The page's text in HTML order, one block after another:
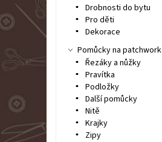
Drobnosti do bytu
Pro děti
Dekorace
Pomůcky na patchwork
Řezáky a nůžky
Pravítka
Podložky
Další pomůcky
Nitě
Krajky
Zipy